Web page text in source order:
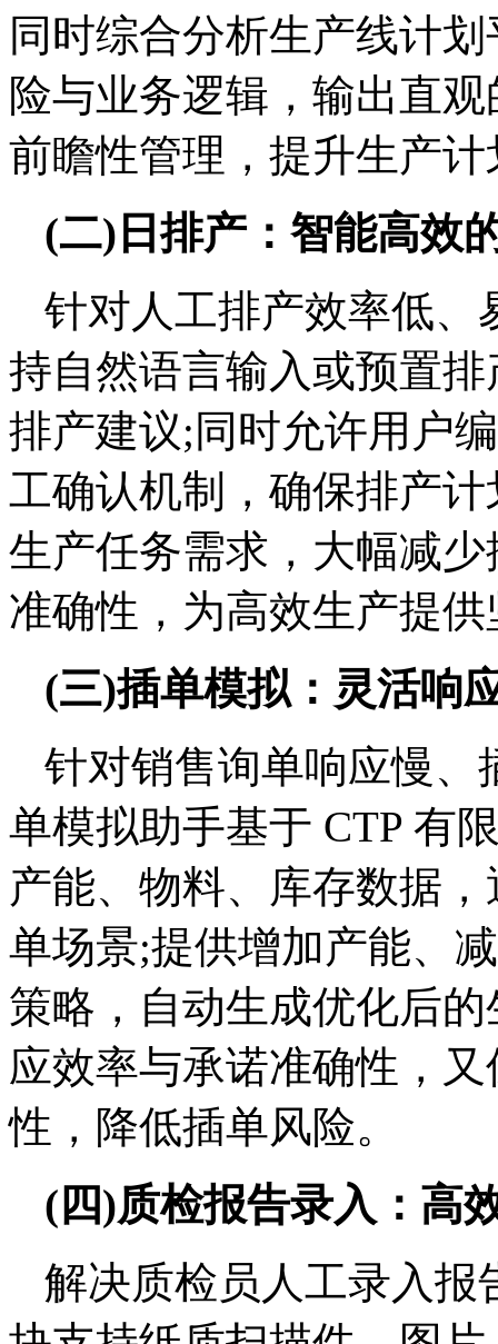
同时综合分析生产线计
险与业务逻辑，输出直
前瞻性管理，提升生产
(二)日排产：智能高效
针对人工排产效率低、
持自然语言输入或预置
排产建议;同时允许用户
工确认机制，确保排产
生产任务需求，大幅减
准确性，为高效生产提
(三)插单模拟：灵活响
针对销售询单响应慢、
单模拟助手基于 CTP 有
产能、物料、库存数据
单场景;提供增加产能、
策略，自动生成优化后
应效率与承诺准确性，
性，降低插单风险。
(四)质检报告录入：高
解决质检员人工录入报